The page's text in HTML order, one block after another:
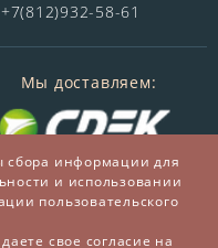
+7(812)932-58-61
Мы доставляем:
сбора информации для
и использовании
пользовательского
свое согласие на